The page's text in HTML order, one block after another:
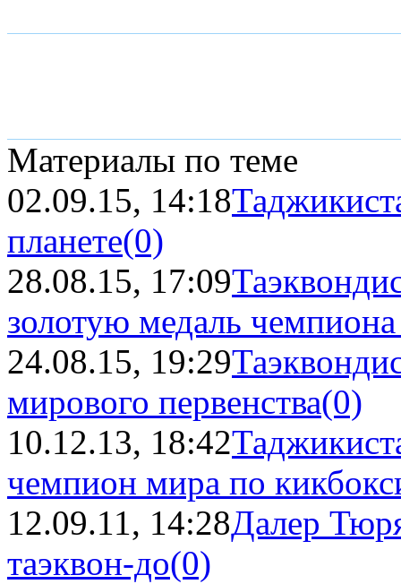
Материалы по теме
02.09.15, 14:18
планете(0)
28.08.15, 17:09
золотую медаль
24.08.15, 19:29
мирового первенства(0)
10.12.13, 18:42
чемпион мира по
12.09.11, 14:28Далер
таэквон-до(0)